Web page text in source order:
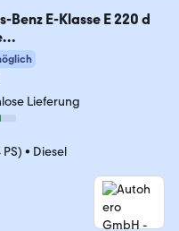
Benz E-Klasse E 220 d
Lieferung
• Diesel